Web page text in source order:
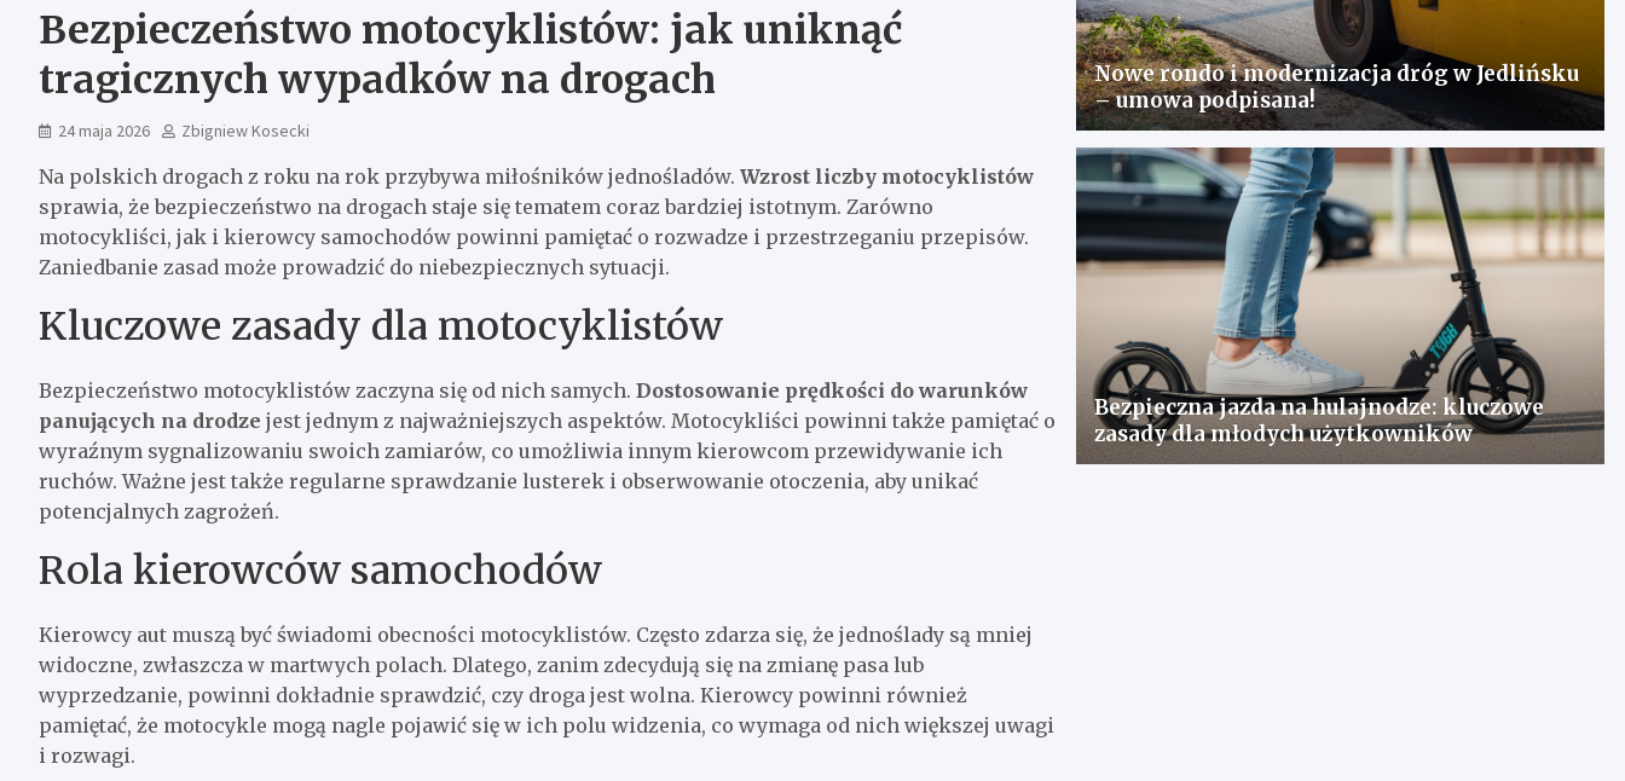
Bezpieczeństwo motocyklistów: jak uniknąć
tragicznych wypadków na drogach
24 maja 2026 Zbigniew Kosecki
Na polskich drogach z roku na rok przybywa miłośników jednośladów. Wzrost liczby motocyklistów
sprawia, że bezpieczeństwo na drogach staje się tematem coraz bardziej istotnym. Zarówno
motocykliści, jak i kierowcy samochodów powinni pamiętać o rozwadze i przestrzeganiu przepisów.
Zaniedbanie zasad może prowadzić do niebezpiecznych sytuacji.
Kluczowe zasady dla motocyklistów
Bezpieczeństwo motocyklistów zaczyna się od nich samych. Dostosowanie prędkości do warunków
panujących na drodze jest jednym z najważniejszych aspektów. Motocykliści powinni także pamiętać o
wyraźnym sygnalizowaniu swoich zamiarów, co umożliwia innym kierowcom przewidywanie ich
ruchów. Ważne jest także regularne sprawdzanie lusterek i obserwowanie otoczenia, aby unikać
potencjalnych zagrożeń.
Rola kierowców samochodów
Kierowcy aut muszą być świadomi obecności motocyklistów. Często zdarza się, że jednoślady są mniej
widoczne, zwłaszcza w martwych polach. Dlatego, zanim zdecydują się na zmianę pasa lub
wyprzedzanie, powinni dokładnie sprawdzić, czy droga jest wolna. Kierowcy powinni również
pamiętać, że motocykle mogą nagle pojawić się w ich polu widzenia, co wymaga od nich większej uwagi
i rozwagi.
Nowe rondo i modernizacja dróg w Jedlińsku
– umowa podpisana!
Bezpieczna jazda na hulajnodze: kluczowe
zasady dla młodych użytkowników